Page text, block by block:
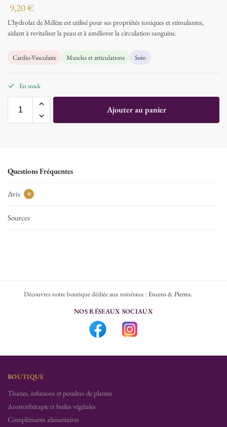
9,20€
L’hydrolat de Mélèze est utilisé pour ses propriétés toniques et stimulantes,
aidant à revitaliser la peau et à améliorer la circulation sanguine.
Cardio-Vasculaire Muscles et articulations Soin
En stock
Ajouter au panier
Questions Fréquentes
Avis 0
Sources
Découvrez notre boutique dédiée aux minéraux :Encens & Pierres.
NOS RÉSEAUX SOCIAUX
BOUTIQUE
Tisanes, infusions et poudres de plantes
Aromathérapie et huiles végétales
Compléments alimentaires